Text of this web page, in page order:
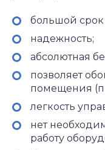
большой
надежность;
абсолютная
позволяет
помещения
легкость
нет
работу